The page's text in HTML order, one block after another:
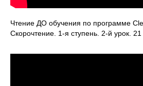
Чтение ДО обучения по программе
Скорочтение. 1-я ступень. 2-й урок. 21